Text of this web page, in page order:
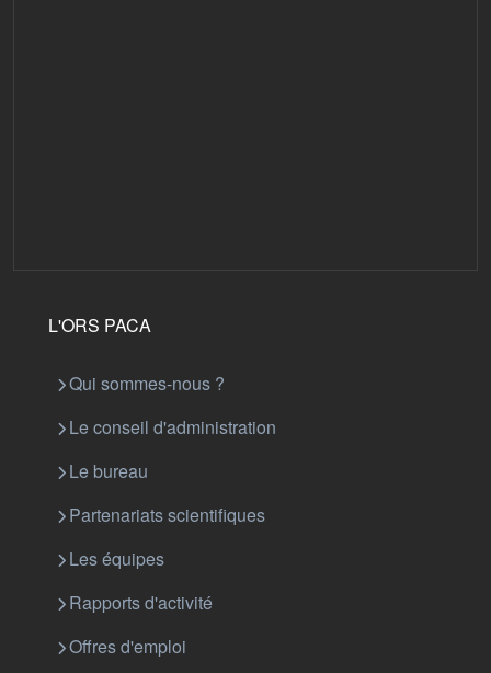
L'ORS PACA
Qui sommes-nous ?
Le conseil d'administration
Le bureau
Partenariats scientifiques
Les équipes
Rapports d'activité
Offres d'emploi